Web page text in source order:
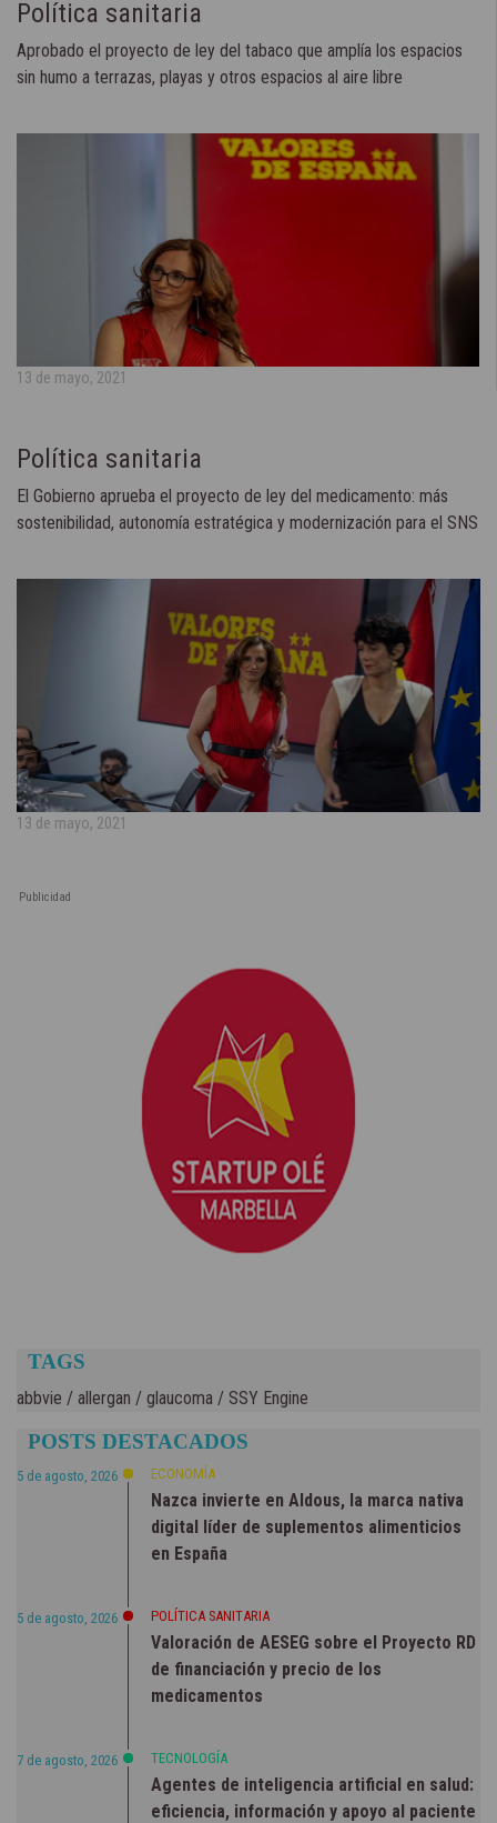
Política sanitaria
Aprobado el proyecto de ley del tabaco que amplía los espacios
sin humo a terrazas, playas y otros espacios al aire libre
13 de mayo, 2021
Política sanitaria
El Gobierno aprueba el proyecto de ley del medicamento: más
sostenibilidad, autonomía estratégica y modernización para el SNS
13 de mayo, 2021
Publicidad
TAGS
abbvie / allergan / glaucoma / SSY Engine
POSTS DESTACADOS
5 de agosto, 2026 ECONOMÍA
Nazca invierte en Aldous, la marca nativa
digital líder de suplementos alimenticios
en España
5 de agosto, 2026 POLÍTICA SANITARIA
Valoración de AESEG sobre el Proyecto RD
de financiación y precio de los
medicamentos
7 de agosto, 2026 TECNOLOGÍA
Agentes de inteligencia artificial en salud:
eficiencia, información y apoyo al paciente